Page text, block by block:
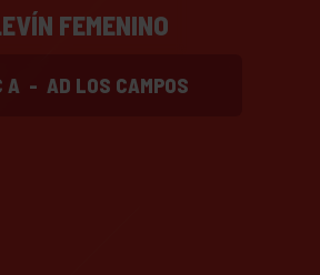
FEMENINO
A - AD LOS CAMPOS